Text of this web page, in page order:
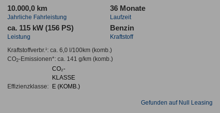
10.000,0 km
Jahrliche Fahrleistung
36 Monate
Laufzeit
ca. 115 kW (156 PS)
Leistung
Benzin
Kraftstoff
Kraftstoffverbr.¹: ca. 6,0 l/100km(komb.)
CO2-Emissionen*: ca. 141 g/km(komb.)
Effizienzklasse:
CO₂-
KLASSE
E (KOMB.)
Gefunden auf Null Leasing